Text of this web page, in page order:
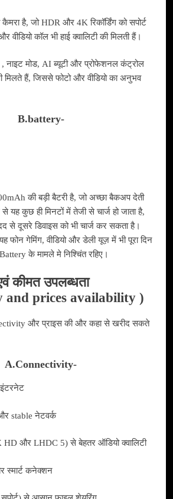
है, जो HDR और 4K रिकॉर्डिंग को सपोर्ट
कॉल भी हाई क्वालिटी की मिलती हैं।
नाइट मोड, AI ब्यूटी और प्रोफेशनल कंट्रोल
मिलते हैं, जिससे फोटो और वीडियो का अनुभव
B.battery-
की बड़ी बैटरी है, जो अच्छा बैकअप देती
यह कुछ ही मिनटों में तेजी से चार्ज हो जाता है,
से दूसरे डिवाइस को भी चार्ज कर सकता है।
फोन गेमिंग, वीडियो और डेली यूज़ में भी पूरा दिन
के मामले मे निश्चिंत रहिए।
कीमत उपलब्धता
and prices availability )
और प्राइस की और कहा से खरीद सकते
A.Connectivity-
इंटरनेट
stable नेटवर्क
HD और LHDC 5) से बेहतर ऑडियो क्वालिटी
स्मार्ट कनेक्शन